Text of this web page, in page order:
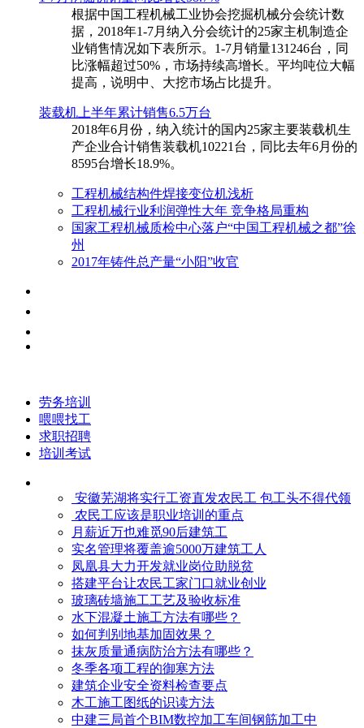
根据中国工程机械工业协会挖掘机械分会统计数
据，2018年1-7月纳入分会统计的25家主机制造企
业销售情况如下表所示。1-7月销量131246台，同
比涨幅超过50%，市场持续高增长。平均吨位大幅
提高，说明中、大挖市场占比提升。
装载机上半年累计销售6.5万台
​2018年6月份，纳入统计的国内25家主要装载机生
产企业合计销售装载机10221台，同比去年6月份的
8595台增长18.9%。
工程机械结构件焊接变位机浅析
工程机械行业利润弹性大年 竞争格局重构
国家工程机械质检中心落户“中国工程机械之都”徐
州
2017年铸件总产量“小阳”收官
劳务培训
喂喂找工
求职招聘
培训考试
安徽芜湖将实行工资直发农民工 包工头不得代领
农民工应该是职业培训的重点
月薪近万也难觅90后建筑工
实名管理将覆盖逾5000万建筑工人
凤凰县大力开发就业岗位助脱贫
搭建平台让农民工家门口就业创业
玻璃砖墙施工工艺及验收标准
水下混凝土施工方法有哪些？
如何判别地基加固效果？
抹灰质量通病防治方法有哪些？
冬季各项工程的御寒​方法
建筑企业安全资料检查要点
木工施工图纸的识读方法
中建三局首个BIM数控加工车间钢筋加工中